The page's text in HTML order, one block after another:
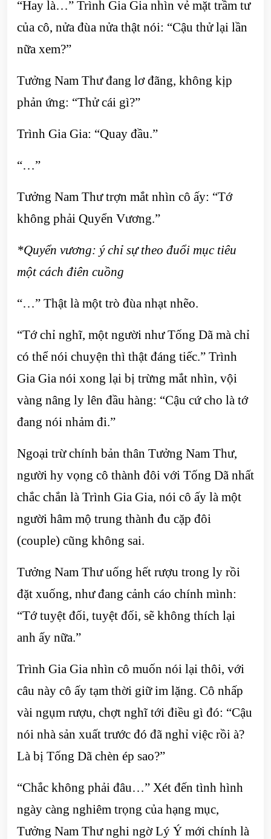
“Hay là…” Trình Gia Gia nhìn vẻ mặt trầm tư
của cô, nửa đùa nửa thật nói: “Cậu thử lại lần
nữa xem?”
Tưởng Nam Thư đang lơ đãng, không kịp
phản ứng: “Thử cái gì?”
Trình Gia Gia: “Quay đầu.”
“…”
Tưởng Nam Thư trợn mắt nhìn cô ấy: “Tớ
không phải Quyển Vương.”
*Quyển vương: ý chỉ sự theo đuổi mục tiêu
một cách điên cuồng
“…” Thật là một trò đùa nhạt nhẽo.
“Tớ chỉ nghĩ, một người như Tống Dã mà chỉ
có thể nói chuyện thì thật đáng tiếc.” Trình
Gia Gia nói xong lại bị trừng mắt nhìn, vội
vàng nâng ly lên đầu hàng: “Cậu cứ cho là tớ
đang nói nhảm đi.”
Ngoại trừ chính bản thân Tưởng Nam Thư,
người hy vọng cô thành đôi với Tống Dã nhất
chắc chắn là Trình Gia Gia, nói cô ấy là một
người hâm mộ trung thành đu cặp đôi
(couple) cũng không sai.
Tưởng Nam Thư uống hết rượu trong ly rồi
đặt xuống, như đang cảnh cáo chính mình:
“Tớ tuyệt đối, tuyệt đối, sẽ không thích lại
anh ấy nữa.”
Trình Gia Gia nhìn cô muốn nói lại thôi, với
câu này cô ấy tạm thời giữ im lặng. Cô nhấp
vài ngụm rượu, chợt nghĩ tới điều gì đó: “Cậu
nói nhà sản xuất trước đó đã nghỉ việc rồi à?
Là bị Tống Dã chèn ép sao?”
“Chắc không phải đâu…” Xét đến tình hình
ngày càng nghiêm trọng của hạng mục,
Tưởng Nam Thư nghi ngờ Lý Ý mới chính là